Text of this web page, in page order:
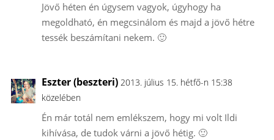
Jövő héten én úgysem vagyok, úgyhogy ha
megoldható, én megcsinálom és majd a jövő hétre
tessék beszámítani nekem. 🙂
Eszter (beszteri) 2013. július 15. hétfő-n 15:38
közelében
Én már totál nem emlékszem, hogy mi volt Ildi
kihívása, de tudok várni a jövő hétig. 🙂